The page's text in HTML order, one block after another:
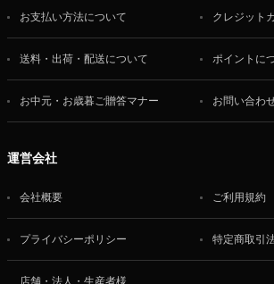
お支払い方法について クレジット
送料・出荷・配送について ポイントに
お中元・お歳暮ご贈答マナー お問い合わ
運営会社
会社概要 ご利用規約
プライバシーポリシー 特定商取引
店舗・法人・生産者様